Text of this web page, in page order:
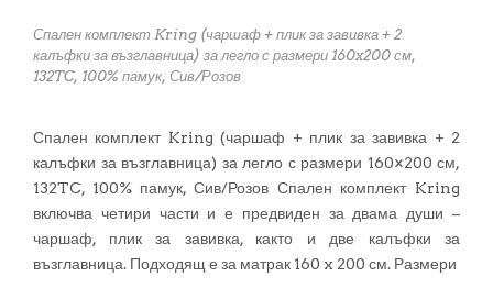
Спален комплект Kring (чаршаф + плик за завивка + 2
калъфки за възглавница) за легло с размери 160x200 см,
132TC, 100% памук, Сив/Розов
Спален комплект Kring (чаршаф + плик за завивка + 2
калъфки за възглавница) за легло с размери 160×200 см,
132TC, 100% памук, Сив/Розов Спален комплект Kring
включва четири части и е предвиден за двама души –
чаршаф, плик за завивка, както и две калъфки за
възглавница. Подходящ е за матрак 160 x 200 см. Размери